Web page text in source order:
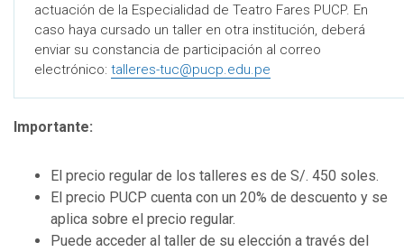
actuación de la Especialidad de Teatro Fares PUCP. En
caso haya cursado un taller en otra institución, deberá
enviar su constancia de participación al correo
electrónico: talleres-tuc@pucp.edu.pe
Importante:
El precio regular de los talleres es de S/. 450 soles.
El precio PUCP cuenta con un 20% de descuento y se
aplica sobre el precio regular.
Puede acceder al taller de su elección a través del